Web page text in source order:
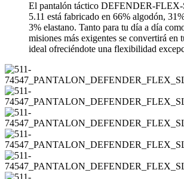
El pantalón táctico DEFENDER-
5.11 está fabricado en 66% algodón,
3% elastano. Tanto para tu día a día
misiones más exigentes se convertirá en
ideal ofreciéndote una flexibilidad